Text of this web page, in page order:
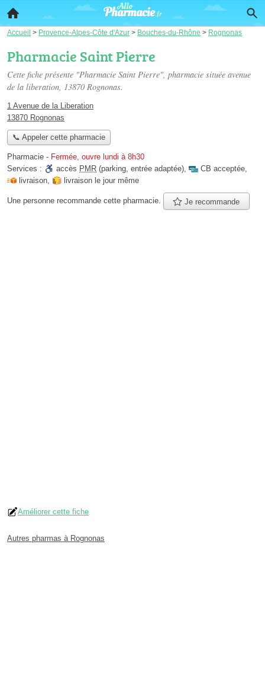
Accueil > Provence-Alpes-Côte d'Azur > Bouches-du-Rhône > Rognonas
Pharmacie Saint Pierre
Cette fiche présente "Pharmacie Saint Pierre", pharmacie située avenue
de la liberation, 13870 Rognonas.
1 Avenue de la Liberation
13870 Rognonas
📞 Appeler cette pharmacie
Pharmacie - Fermée, ouvre lundi à 8h30
Services :
accès PMR (parking, entrée adaptée), CB acceptée,
livraison, livraison le jour même
Une personne recommande cette pharmacie. Je recommande
Améliorer cette fiche
Autres pharmas à Rognonas